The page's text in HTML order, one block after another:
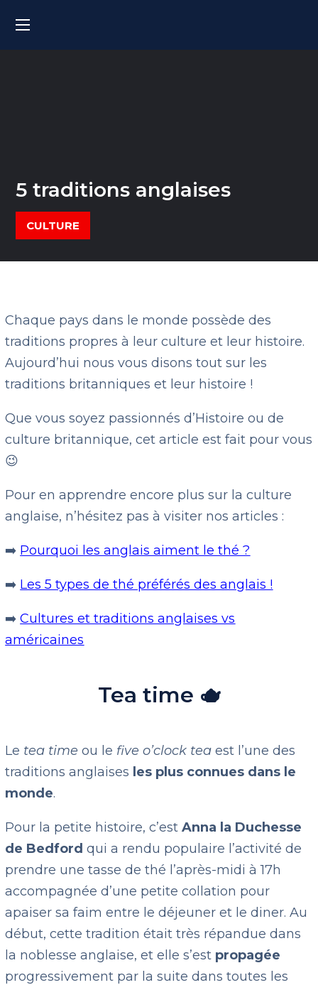
5 traditions anglaises
CULTURE
Chaque pays dans le monde possède des
traditions propres à leur culture et leur histoire.
Aujourd’hui nous vous disons tout sur les
traditions britanniques et leur histoire !
Que vous soyez passionnés d’Histoire ou de
culture britannique, cet article est fait pour vous
😉
Pour en apprendre encore plus sur la culture
anglaise, n’hésitez pas à visiter nos articles :
➡️ Pourquoi les anglais aiment le thé ?
➡️ Les 5 types de thé préférés des anglais !
➡️Cultures et traditions anglaises vs
américaines
Tea time 🫖
Le tea timeou le five o’clock tea est l’une des
traditions anglaises les plus connues dans le
monde.
Pour la petite histoire, c’estAnna la Duchesse
de Bedford qui a rendu populaire l’activité de
prendre une tasse de thé l’après-midi à 17h
accompagnée d’une petite collation pour
apaiser sa faim entre le déjeuner et le diner. Au
début, cette tradition était très répandue dans
la noblesse anglaise, et elle s’est propagée
progressivement par la suite dans toutes les